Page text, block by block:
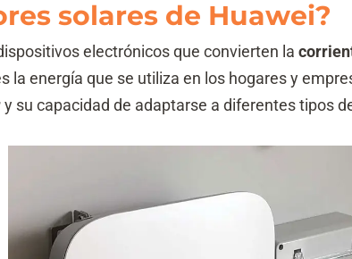
solares de Huawei?
electrónicos que convierten la
la energía que se utiliza en los hogares y
y su capacidad de adaptarse a diferentes tipos